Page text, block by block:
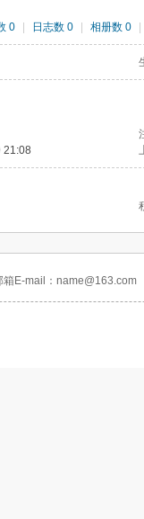
0 日志数 0 相册数 0
21:08
箱E-mail：name@163.com